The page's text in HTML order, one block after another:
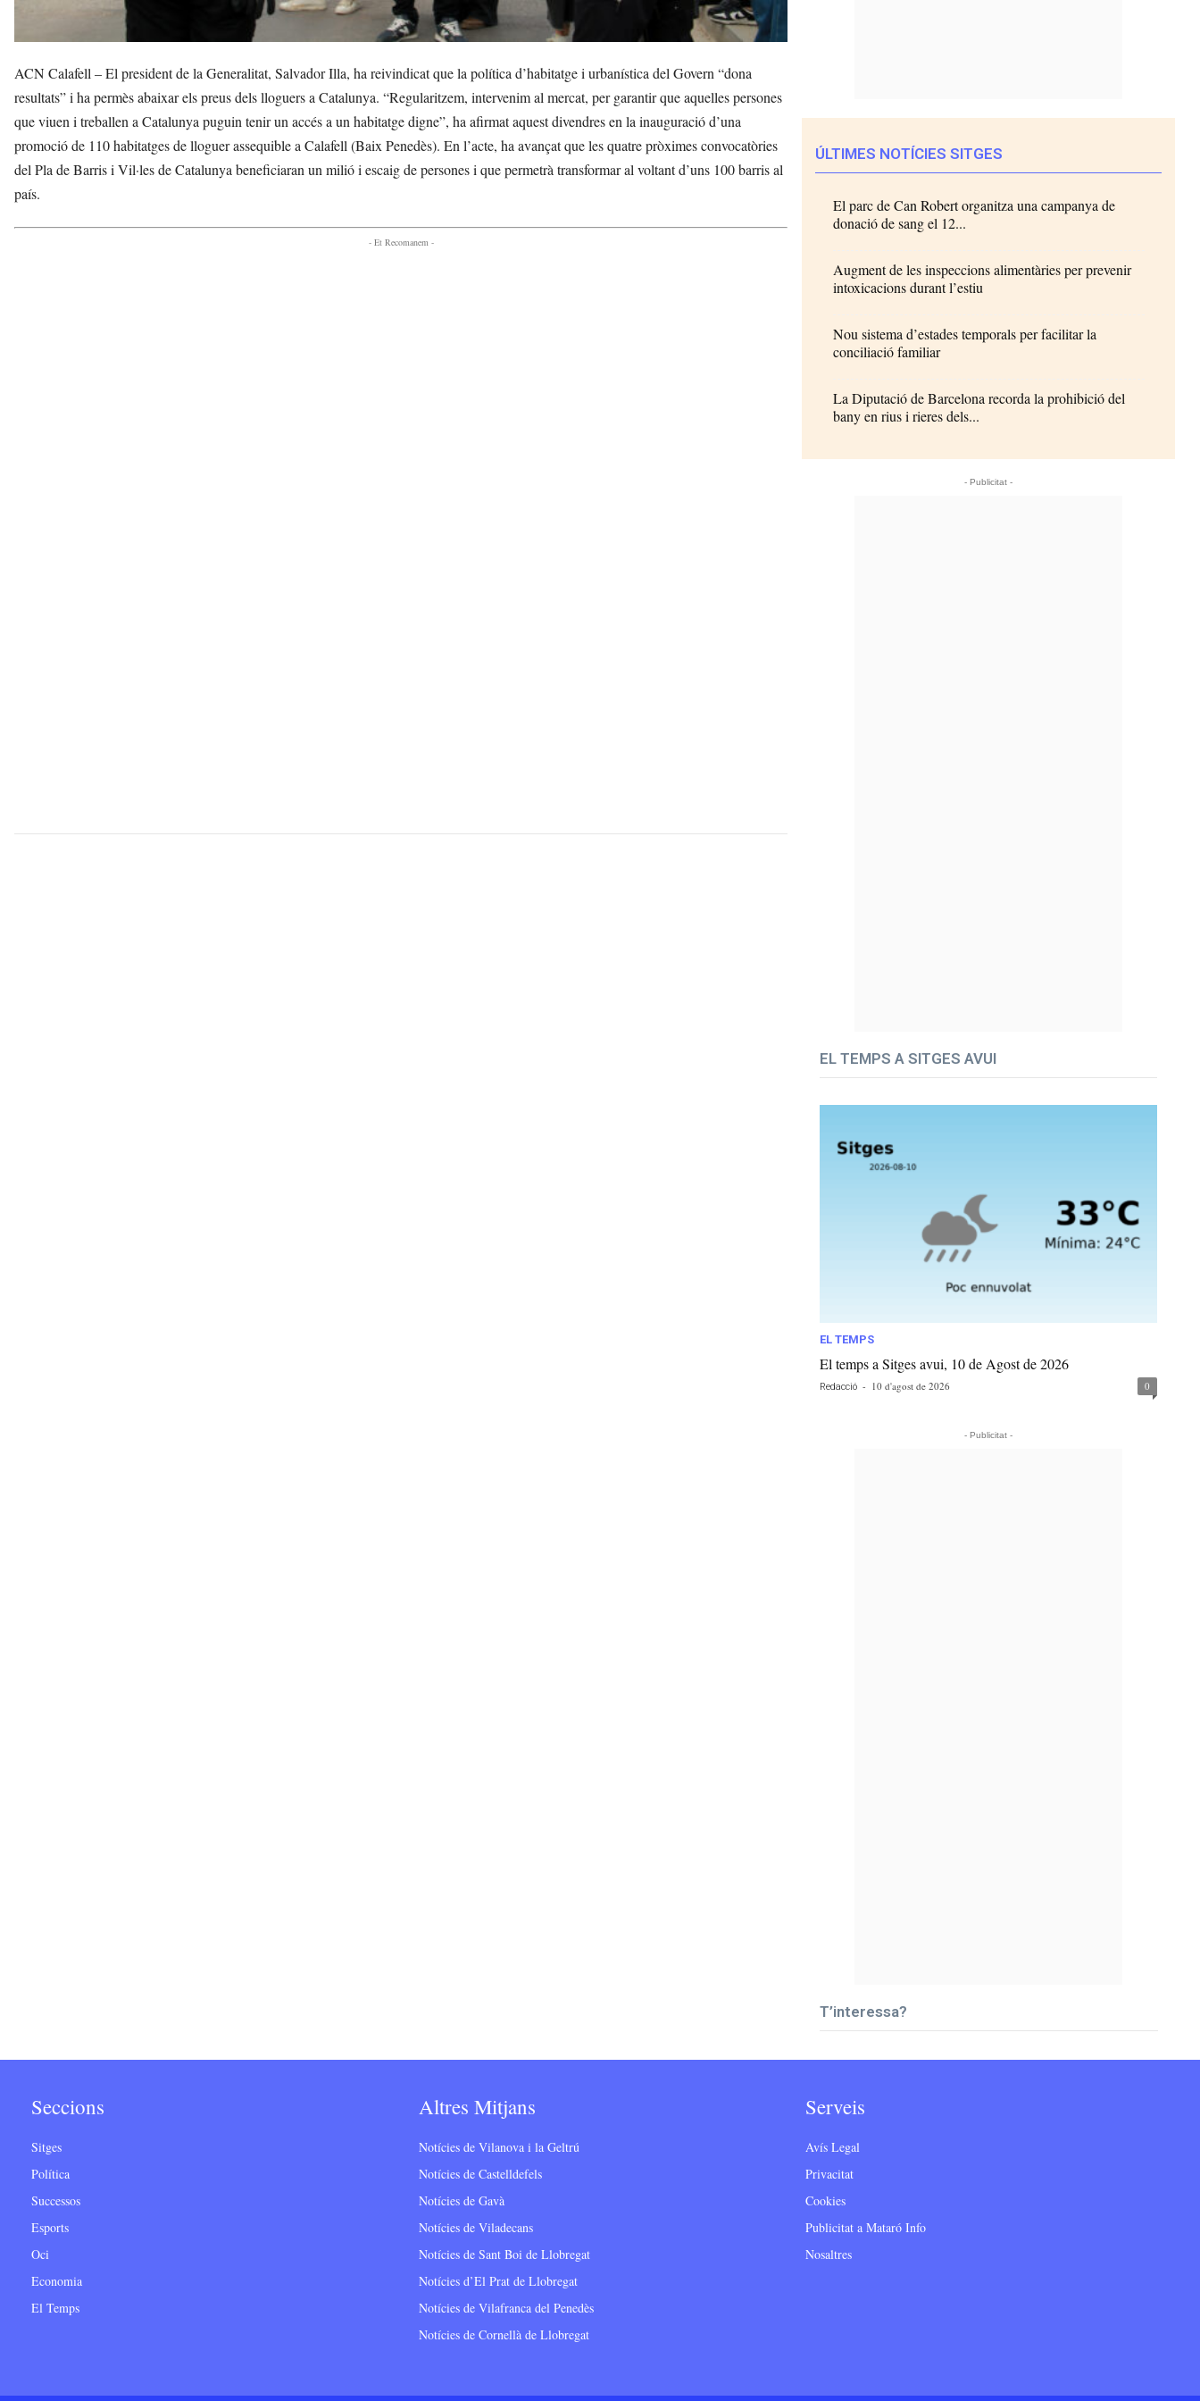
ACN Calafell – El president de la Generalitat, Salvador Illa, ha reivindicat que la política d’habitatge i urbanística del Govern “dona
resultats” i ha permès abaixar els preus dels lloguers a Catalunya. “Regularitzem, intervenim al mercat, per garantir que aquelles persones
que viuen i treballen a Catalunya puguin tenir un accés a un habitatge digne”, ha afirmat aquest divendres en la inauguració d’una
promoció de 110 habitatges de lloguer assequible a Calafell (Baix Penedès). En l’acte, ha avançat que les quatre pròximes convocatòries
del Pla de Barris i Vil·les de Catalunya beneficiaran un milió i escaig de persones i que permetrà transformar al voltant d’uns 100 barris al
país.
- Et Recomanem -
ÚLTIMES NOTÍCIES SITGES
El parc de Can Robert organitza una campanya de
donació de sang el 12...
Augment de les inspeccions alimentàries per prevenir
intoxicacions durant l’estiu
Nou sistema d’estades temporals per facilitar la
conciliació familiar
La Diputació de Barcelona recorda la prohibició del
bany en rius i rieres dels...
- Publicitat -
EL TEMPS A SITGES AVUI
EL TEMPS
El temps a Sitges avui, 10 de Agost de 2026
Redacció - 10 d'agost de 2026 0
- Publicitat -
T’interessa?
Seccions
Sitges
Política
Successos
Esports
Oci
Economia
El Temps
Altres Mitjans
Notícies de Vilanova i la Geltrú
Notícies de Castelldefels
Notícies de Gavà
Notícies de Viladecans
Notícies de Sant Boi de Llobregat
Notícies d’El Prat de Llobregat
Notícies de Vilafranca del Penedès
Notícies de Cornellà de Llobregat
Serveis
Avís Legal
Privacitat
Cookies
Publicitat a Mataró Info
Nosaltres